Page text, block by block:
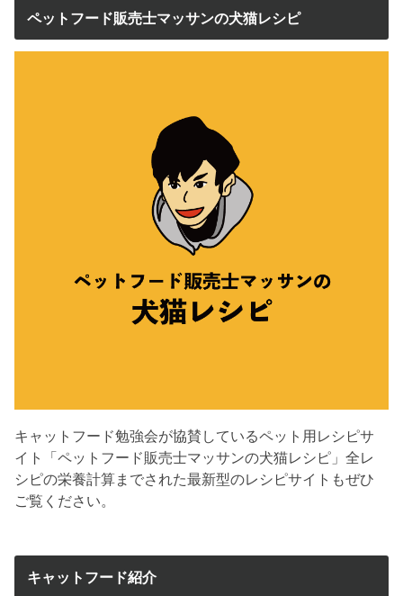
ペットフード販売士マッサンの犬猫レシピ
キャットフード勉強会が協賛しているペット用レシピサ
イト「ペットフード販売士マッサンの犬猫レシピ」全レ
シピの栄養計算までされた最新型のレシピサイトもぜひ
ご覧ください。
キャットフード紹介